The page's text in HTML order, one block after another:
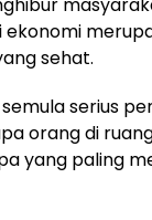
ekonomi
sehat.
serius
orang di
yang paling